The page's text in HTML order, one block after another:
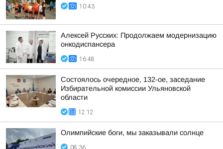
10:43
Алексей Русских: Продолжаем модернизацию
онкодиспансера
16:48
Состоялось очередное, 132-ое, заседание
Избирательной комиссии Ульяновской
области
12:12
Олимпийские боги, мы заказывали солнце
08:36